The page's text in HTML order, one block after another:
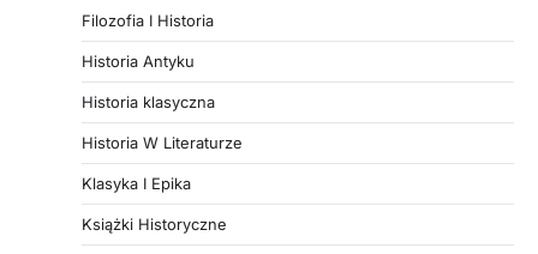
Filozofia I Historia
Historia Antyku
Historia klasyczna
Historia W Literaturze
Klasyka I Epika
Książki Historyczne